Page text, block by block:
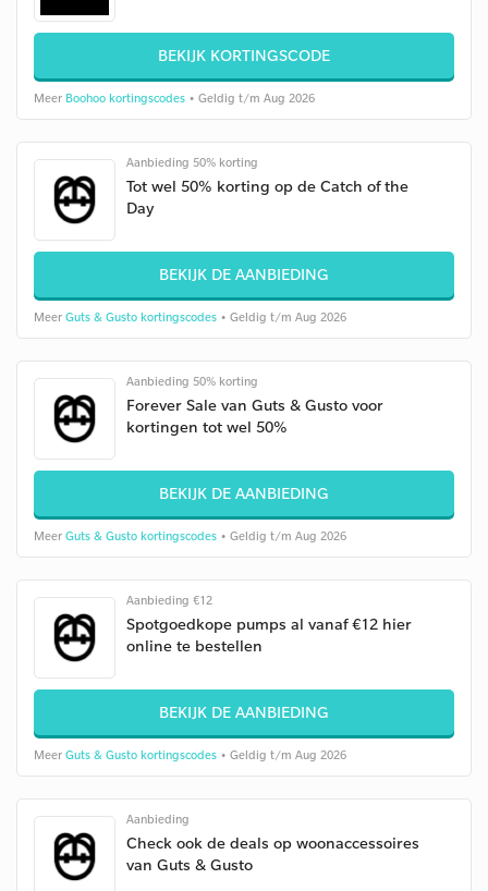
BEKIJK KORTINGSCODE
Meer Boohoo kortingscodes • Geldig t/m Aug 2026
Aanbieding 50% korting
Tot wel 50% korting op de Catch of the
Day
BEKIJK DE AANBIEDING
Meer Guts & Gusto kortingscodes • Geldig t/m Aug 2026
Aanbieding 50% korting
Forever Sale van Guts & Gusto voor
kortingen tot wel 50%
BEKIJK DE AANBIEDING
Meer Guts & Gusto kortingscodes • Geldig t/m Aug 2026
Aanbieding €12
Spotgoedkope pumps al vanaf €12 hier
online te bestellen
BEKIJK DE AANBIEDING
Meer Guts & Gusto kortingscodes • Geldig t/m Aug 2026
Aanbieding
Check ook de deals op woonaccessoires
van Guts & Gusto